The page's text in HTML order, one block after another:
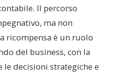
Il percorso
ma non
ricompensa è un ruolo
del business, con la
le decisioni strategiche e